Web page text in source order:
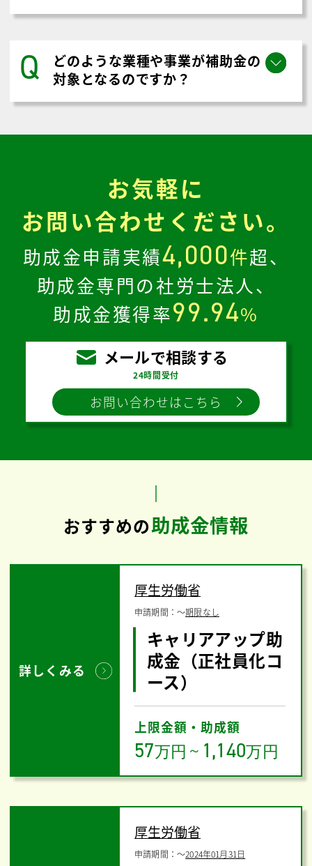
Q
どのような業種や事業が補助金の
対象となるのですか？
お気軽に
お問い合わせください。
助成金申請実績4,000件超、
助成金専門の社労士法人、
助成金獲得率99.94%
メールで相談する
24時間受付
お問い合わせはこちら
おすすめの助成金情報
詳しくみる
厚生労働省
申請期間：〜期限なし
キャリアアップ助
成金（正社員化コ
ース）
上限金額・助成額
57万円 ～ 1,140万円
厚生労働省
申請期間：〜2024年01月31日